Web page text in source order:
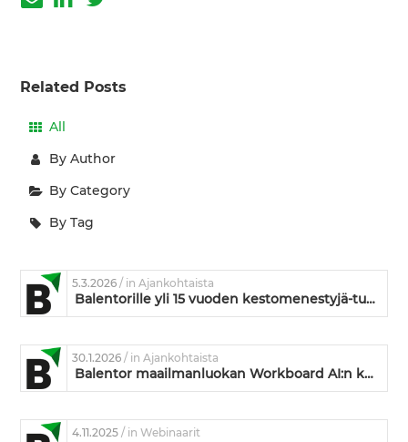
Related Posts
All
By Author
By Category
By Tag
5.3.2026/ in Ajankohtaista
Balentorille yli 15 vuoden kestomenestyjä-tunnustus
30.1.2026/ in Ajankohtaista
Balentor maailmanluokan Workboard AI:n kumppaniksi
4.11.2025/ in Webinaarit